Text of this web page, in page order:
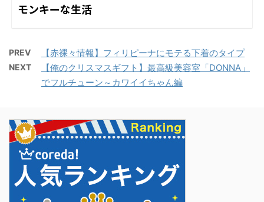
モンキーな生活
PREV 【赤裸々情報】フィリピーナにモテる下着のタイプ
NEXT
【俺のクリスマスギフト】最高級美容室「DONNA」
でフルチューン～カワイイちゃん編